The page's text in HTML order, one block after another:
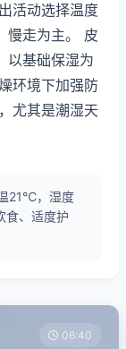
活动选择温度
慢走为主。 皮
以基础保湿为
环境下加强防
尤其是潮湿天
21℃，湿度
食、适度护
06:40